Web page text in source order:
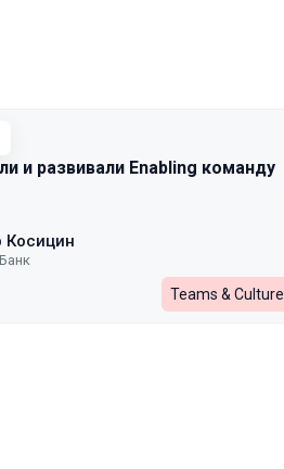
и развивали Enabling команду
Косицин
Teams & Culture